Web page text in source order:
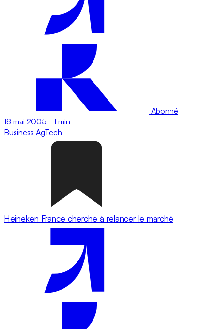
Abonné
18 mai 2005 - 1 min
Business AgTech
Heineken France cherche à relancer le marché